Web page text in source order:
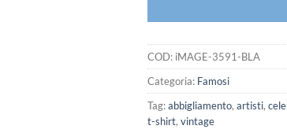
COD: iMAGE-3591-BLA
Categoria: Famosi
Tag:abbigliamento,artisti,
t-shirt,vintage